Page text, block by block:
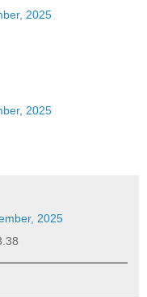
2025
2025
2025